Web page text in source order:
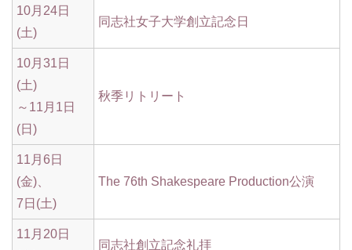
10月24日
(土)
同志社女子大学創立記念日
10月31日
(土)
～11月1日
(日)
秋季リトリート
11月6日
(金)、
7日(土)
The 76th Shakespeare Production公演
11月20日
同志社創立記念礼拝